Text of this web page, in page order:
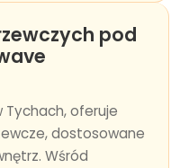
pod
Tychach, oferuje
dostosowane
Wśród